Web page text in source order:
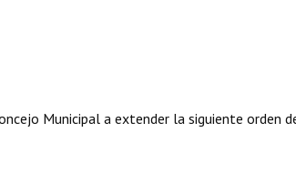
Municipal a extender la siguiente orden